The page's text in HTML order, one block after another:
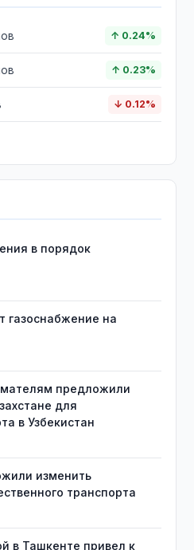
↑ 0.24%
↑ 0.23%
↓ 0.12%
в порядок
газоснабжение на
предложили
для
в Узбекистан
изменить
транспорта
в Ташкенте привел к